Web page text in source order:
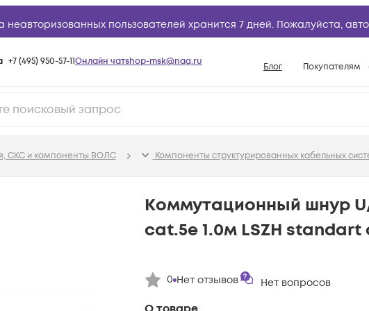
неавторизованных пользователей хранится 7 дней. Пожалуйста,
+7 (495) 950-57-11Онлайн чатshop-msk@nag.ru Блог Покупателям
Условия
Возврат
Вопросы и
Конфигураторы
СКС и компоненты ВОЛС Компоненты структурированных кабельных
Коммутационный шнур
cat.5e 1.0м LSZH standart
0 Нет отзывов Нет вопросов